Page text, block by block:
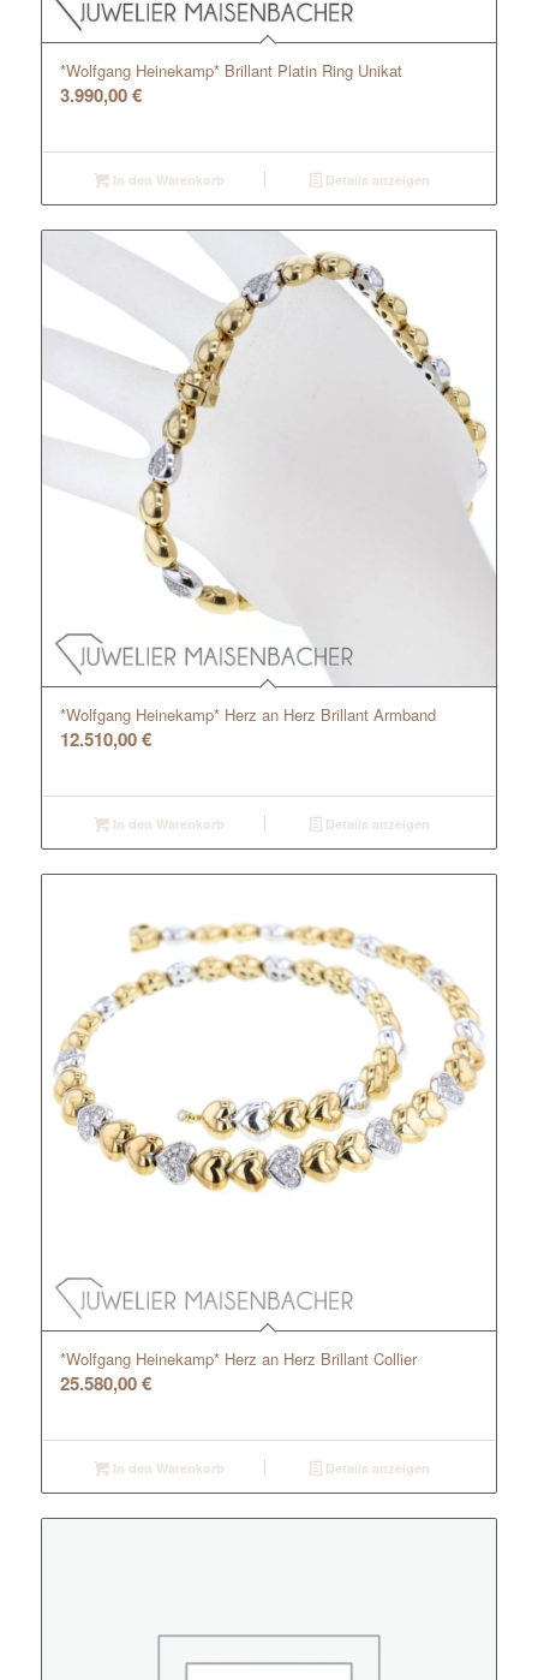
*Wolfgang Heinekamp* Brillant Platin Ring Unikat
3.990,00€
In den Warenkorb Details anzeigen
*Wolfgang Heinekamp* Herz an Herz Brillant Armband
12.510,00€
In den Warenkorb Details anzeigen
*Wolfgang Heinekamp* Herz an Herz Brillant Collier
25.580,00€
In den Warenkorb Details anzeigen